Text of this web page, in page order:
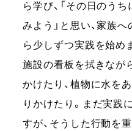
ら学び、「その日のう
みよう」と思い、家族
ら少しずつ実践を始め
施設の看板を拭きなが
かけたり、植物に水を
りかけたり。まだ実践
すが、そうした行動を